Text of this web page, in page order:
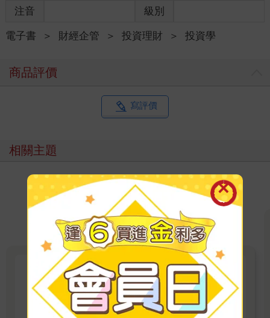
注音 級別
電子書 ＞ 財經企管 ＞ 投資理財 ＞ 投資學
商品評價
寫評價
相關主題
金尉出版【投資理財】電子書展
金尉出版【投資理財】精選電子書